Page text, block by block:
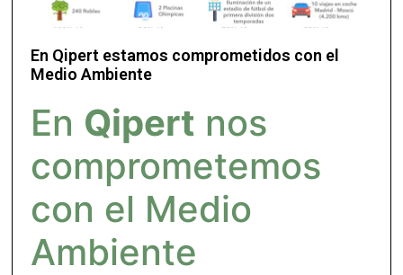
En Qipert estamos comprometidos con el
Medio Ambiente
En Qipert nos
comprometemos
con el Medio
Ambiente